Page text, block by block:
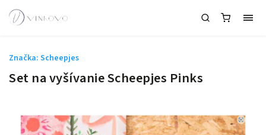
Set na vyšívanie Scheepjes Pinks
Značka: Scheepjes